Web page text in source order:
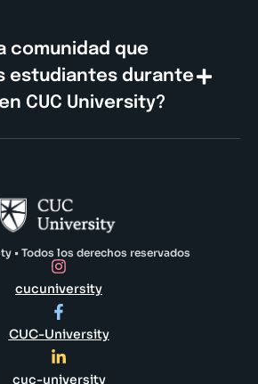
comunidad que
estudiantes durante
CUC University?
• Todos los derechos reservados
cucuniversity
CUC-University
cuc-university